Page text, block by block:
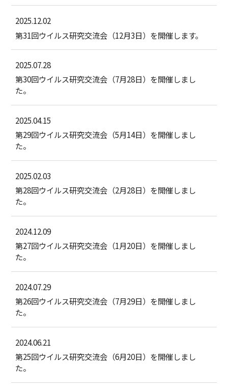
2025.12.02
第31回ウイルス研究交流会（12月3日）を開催します。
2025.07.28
第30回ウイルス研究交流会（7月28日）を開催しまし
た。
2025.04.15
第29回ウイルス研究交流会（5月14日）を開催しまし
た。
2025.02.03
第28回ウイルス研究交流会（2月28日）を開催しまし
た。
2024.12.09
第27回ウイルス研究交流会（1月20日）を開催しまし
た。
2024.07.29
第26回ウイルス研究交流会（7月29日）を開催しまし
た。
2024.06.21
第25回ウイルス研究交流会（6月20日）を開催しまし
た。
お問い合わせ